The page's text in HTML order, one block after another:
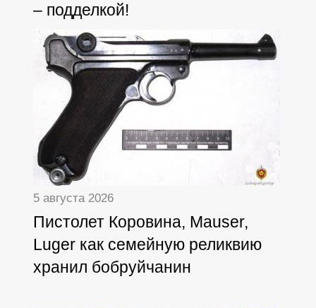
– подделкой!
5 августа 2026
Пистолет Коровина, Mauser,
Luger как семейную реликвию
хранил бобруйчанин